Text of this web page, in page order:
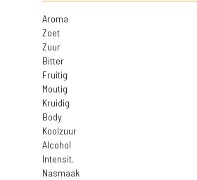
Aroma
Zoet
Zuur
Bitter
Fruitig
Moutig
Kruidig
Body
Koolzuur
Alcohol
Intensit.
Nasmaak